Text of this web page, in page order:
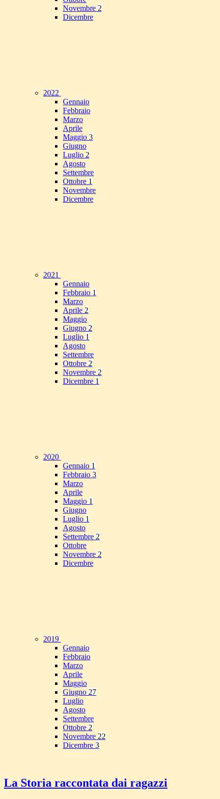
Novembre 2
Dicembre
2022
Gennaio
Febbraio
Marzo
Aprile
Maggio 3
Giugno
Luglio 2
Agosto
Settembre
Ottobre 1
Novembre
Dicembre
2021
Gennaio
Febbraio 1
Marzo
Aprile 2
Maggio
Giugno 2
Luglio 1
Agosto
Settembre
Ottobre 2
Novembre 2
Dicembre 1
2020
Gennaio 1
Febbraio 3
Marzo
Aprile
Maggio 1
Giugno
Luglio 1
Agosto
Settembre 2
Ottobre
Novembre 2
Dicembre
2019
Gennaio
Febbraio
Marzo
Aprile
Maggio
Giugno 27
Luglio
Agosto
Settembre
Ottobre 2
Novembre 22
Dicembre 3
La Storia raccontata dai ragazzi